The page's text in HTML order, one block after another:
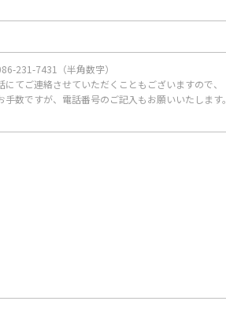
231-7431（半角数字）
にてご連絡させていただくこともございますので、
手数ですが、電話番号のご記入もお願いいたします。